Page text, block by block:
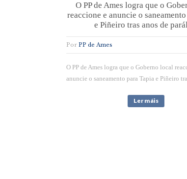
O PP de Ames logra que o
reaccione e anuncie o
e Piñeiro tras anos de
Por PP de Ames
O PP de Ames logra que o Goberno local
anuncie o saneamento para Tapia e Piñeiro
Ler máis